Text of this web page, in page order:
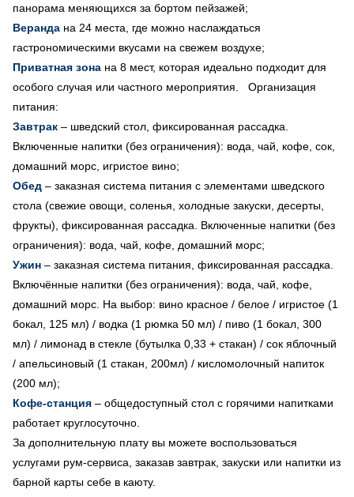
панорама меняющихся за бортом пейзажей;
Веранда на 24 места, где можно наслаждаться
гастрономическими вкусами на свежем воздухе;
Приватная зона на 8 мест, которая идеально подходит для
особого случая или частного мероприятия. Организация
питания:
Завтрак – шведский стол, фиксированная рассадка.
Включенные напитки (без ограничения): вода, чай, кофе, сок,
домашний морс, игристое вино;
Обед – заказная система питания с элементами шведского
стола (свежие овощи, соленья, холодные закуски, десерты,
фрукты), фиксированная рассадка. Включенные напитки (без
ограничения): вода, чай, кофе, домашний морс;
Ужин – заказная система питания, фиксированная рассадка.
Включённые напитки (без ограничения): вода, чай, кофе,
домашний морс. На выбор: вино красное / белое / игристое (1
бокал, 125 мл) / водка (1 рюмка 50 мл) / пиво (1 бокал, 300
мл) / лимонад в стекле (бутылка 0,33 + стакан) / cок яблочный
/ апельсиновый (1 стакан, 200мл) / кисломолочный напиток
(200 мл);
Кофе-станция – общедоступный стол с горячими напитками
работает круглосуточно.
За дополнительную плату вы можете воспользоваться
услугами рум-сервиса, заказав завтрак, закуски или напитки из
барной карты себе в каюту.